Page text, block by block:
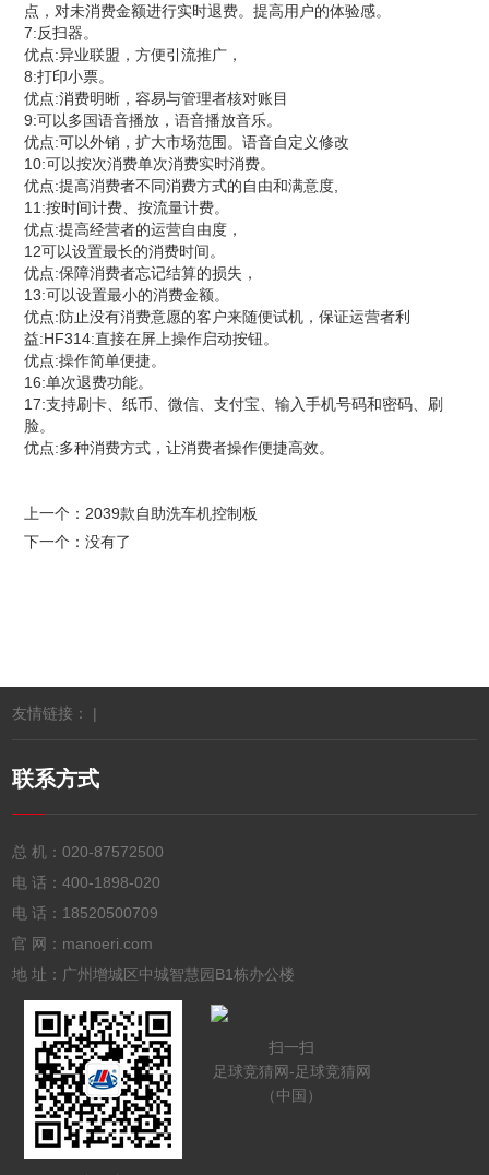
点，对未消费金额进行实时退费。提高用户的体验感。
7:反扫器。
优点:异业联盟，方便引流推广，
8:打印小票。
优点:消费明晰，容易与管理者核对账目
9:可以多国语音播放，语音播放音乐。
优点:可以外销，扩大市场范围。语音自定义修改
10:可以按次消费单次消费实时消费。
优点:提高消费者不同消费方式的自由和满意度,
11:按时间计费、按流量计费。
优点:提高经营者的运营自由度，
12可以设置最长的消费时间。
优点:保障消费者忘记结算的损失，
13:可以设置最小的消费金额。
优点:防止没有消费意愿的客户来随便试机，保证运营者利
益:HF314:直接在屏上操作启动按钮。
优点:操作简单便捷。
16:单次退费功能。
17:支持刷卡、纸币、微信、支付宝、输入手机号码和密码、刷
脸。
优点:多种消费方式，让消费者操作便捷高效。
上一个： 2039款自助洗车机控制板
下一个：没有了
友情链接： |
联系方式
总 机：020-87572500
电 话：400-1898-020
电 话： 18520500709
官 网：manoeri.com
地 址：广州增城区中城智慧园B1栋办公楼
扫一扫
足球竞猜网-足球竞猜网
（中国）